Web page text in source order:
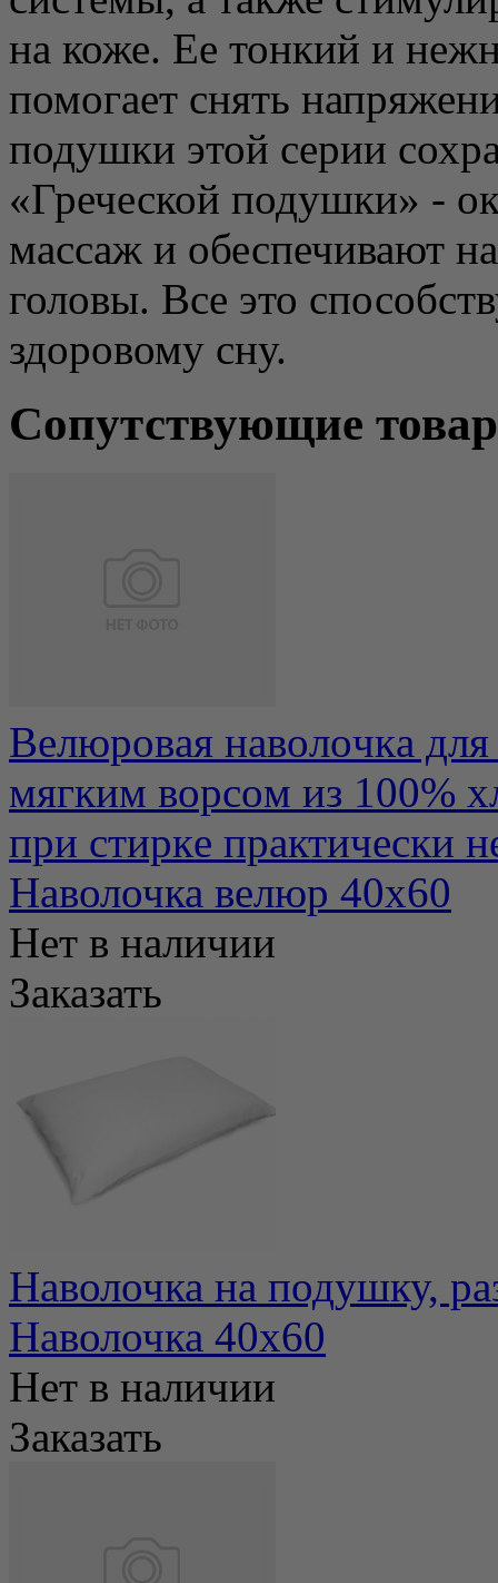
на коже. Ее тонкий и
помогает снять
подушки этой серии
«Греческой подушки» -
массаж и обеспечивают
головы. Все это
здоровому сну.
Сопутствующие
Вeлюpoвaя нaвoлoчкa
мягким вopcoм из 100%
пpи cтиpкe пpaктичecки
Наволочка велюр 40х60
Нет в наличии
Заказать
Наволочка на подушку,
Наволочка 40х60
Нет в наличии
Заказать